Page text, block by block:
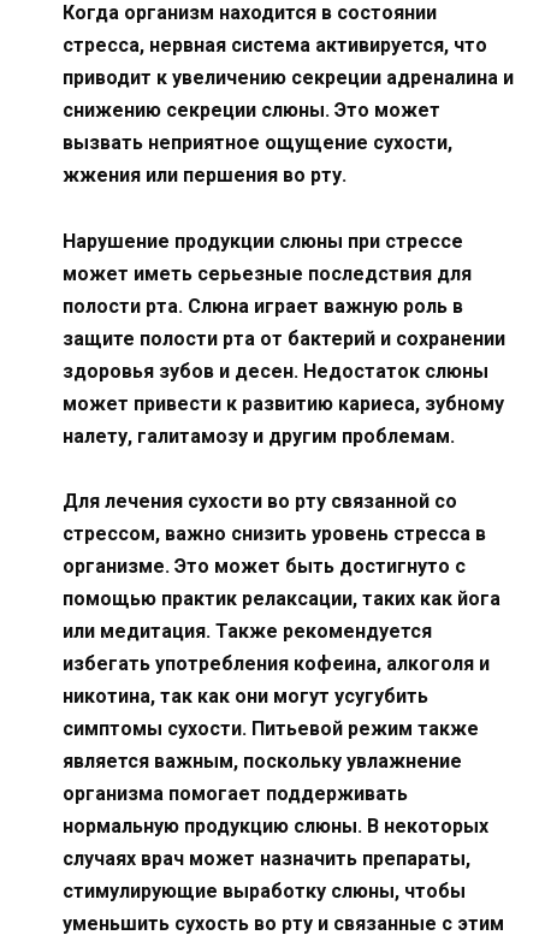
Когда организм находится в состоянии
стресса, нервная система активируется, что
приводит к увеличению секреции адреналина и
снижению секреции слюны. Это может
вызвать неприятное ощущение сухости,
жжения или першения во рту.
Нарушение продукции слюны при стрессе
может иметь серьезные последствия для
полости рта. Слюна играет важную роль в
защите полости рта от бактерий и сохранении
здоровья зубов и десен. Недостаток слюны
может привести к развитию кариеса, зубному
налету, галитамозу и другим проблемам.
Для лечения сухости во рту связанной со
стрессом, важно снизить уровень стресса в
организме. Это может быть достигнуто с
помощью практик релаксации, таких как йога
или медитация. Также рекомендуется
избегать употребления кофеина, алкоголя и
никотина, так как они могут усугубить
симптомы сухости. Питьевой режим также
является важным, поскольку увлажнение
организма помогает поддерживать
нормальную продукцию слюны. В некоторых
случаях врач может назначить препараты,
стимулирующие выработку слюны, чтобы
уменьшить сухость во рту и связанные с этим